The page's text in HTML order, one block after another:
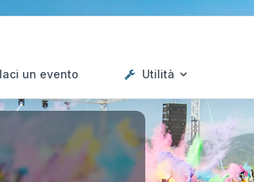
un evento Utilità